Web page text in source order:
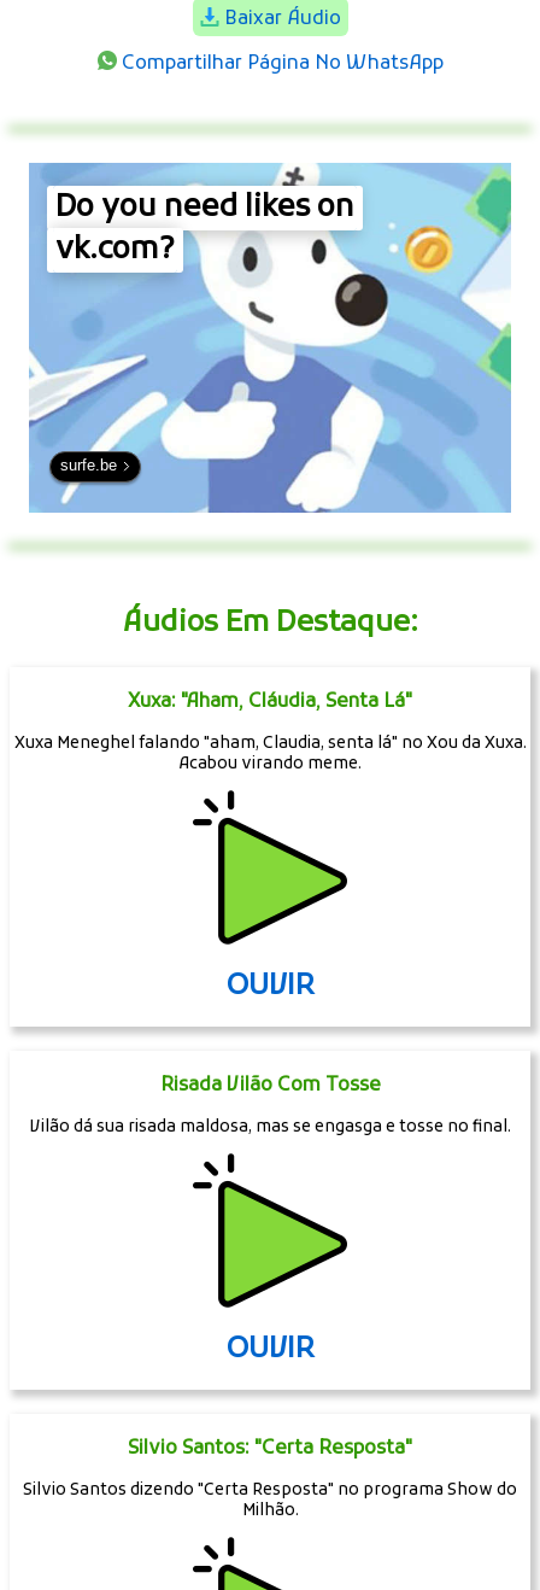
Baixar Áudio
Compartilhar Página No WhatsApp
Do you need likes on
vk.com?
surfe.be
Áudios Em Destaque:
Xuxa: "Aham, Cláudia, Senta Lá"
Xuxa Meneghel falando "aham, Claudia, senta lá" no Xou da Xuxa.
Acabou virando meme.
OUVIR
Risada Vilão Com Tosse
Vilão dá sua risada maldosa, mas se engasga e tosse no final.
OUVIR
Silvio Santos: "Certa Resposta"
Silvio Santos dizendo "Certa Resposta" no programa Show do
Milhão.